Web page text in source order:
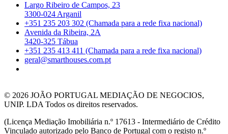
Largo Ribeiro de Campos, 23
3300-024 Arganil
+351 235 203 302 (Chamada para a rede fixa nacional)
Avenida da Ribeira, 2A
3420-325 Tábua
+351 235 413 411 (Chamada para a rede fixa nacional)
geral@smarthouses.com.pt
© 2026 JOÃO PORTUGAL MEDIAÇÃO DE NEGOCIOS,
UNIP. LDA Todos os direitos reservados.
(Licença Mediação Imobiliária n.º 17613 - Intermediário de Crédito
Vinculado autorizado pelo Banco de Portugal com o registo n.º